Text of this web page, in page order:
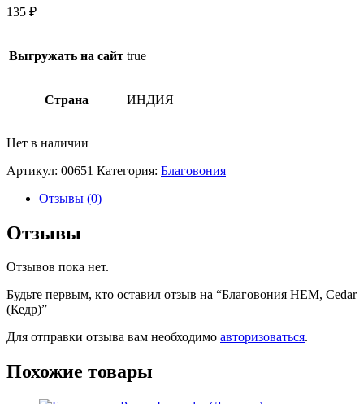
135 ₽
Выгружать на сайт true
Страна ИНДИЯ
Нет в наличии
Артикул: 00651 Категория: Благовония
Отзывы (0)
Отзывы
Отзывов пока нет.
Будьте первым, кто оставил отзыв на “Благовония HEM, Cedar
(Кедр)”
Для отправки отзыва вам необходимо авторизоваться.
Похожие товары